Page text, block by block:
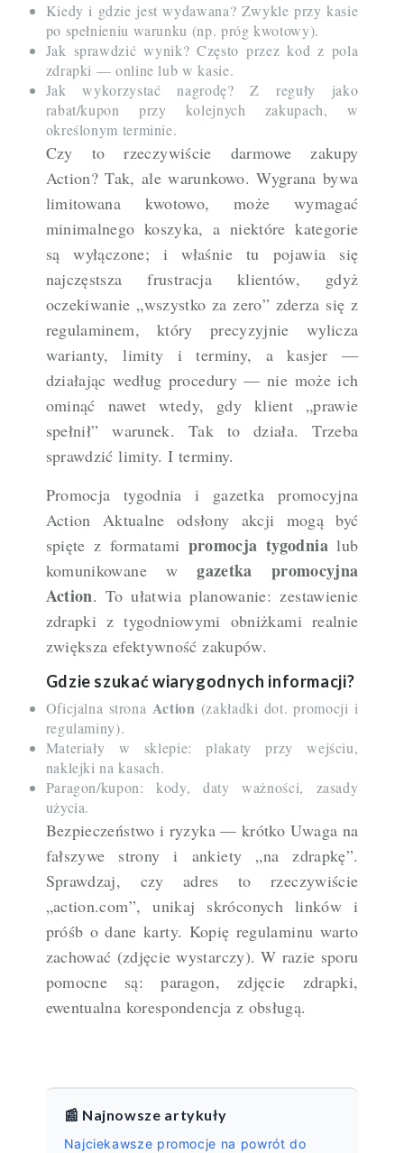
Kiedy i gdzie jest wydawana? Zwykle przy kasie
po spełnieniu warunku (np. próg kwotowy).
Jak sprawdzić wynik? Często przez kod z pola
zdrapki — online lub w kasie.
Jak wykorzystać nagrodę? Z reguły jako
rabat/kupon przy kolejnych zakupach, w
określonym terminie.
Czy to rzeczywiście darmowe zakupy
Action? Tak, ale warunkowo. Wygrana bywa
limitowana kwotowo, może wymagać
minimalnego koszyka, a niektóre kategorie
są wyłączone; i właśnie tu pojawia się
najczęstsza frustracja klientów, gdyż
oczekiwanie „wszystko za zero” zderza się z
regulaminem, który precyzyjnie wylicza
warianty, limity i terminy, a kasjer —
działając według procedury — nie może ich
ominąć nawet wtedy, gdy klient „prawie
spełnił” warunek. Tak to działa. Trzeba
sprawdzić limity. I terminy.
Promocja tygodnia i gazetka promocyjna
Action Aktualne odsłony akcji mogą być
spięte z formatami promocja tygodnialub
komunikowane wgazetka promocyjna
Action. To ułatwia planowanie: zestawienie
zdrapki z tygodniowymi obniżkami realnie
zwiększa efektywność zakupów.
Gdzie szukać wiarygodnych informacji?
Oficjalna strona Action (zakładki dot. promocji i
regulaminy).
Materiały w sklepie: plakaty przy wejściu,
naklejki na kasach.
Paragon/kupon: kody, daty ważności, zasady
użycia.
Bezpieczeństwo i ryzyka — krótko Uwaga na
fałszywe strony i ankiety „na zdrapkę”.
Sprawdzaj, czy adres to rzeczywiście
„action.com”, unikaj skróconych linków i
próśb o dane karty. Kopię regulaminu warto
zachować (zdjęcie wystarczy). W razie sporu
pomocne są: paragon, zdjęcie zdrapki,
ewentualna korespondencja z obsługą.
📰 Najnowsze artykuły
Najciekawsze promocje na powrót do